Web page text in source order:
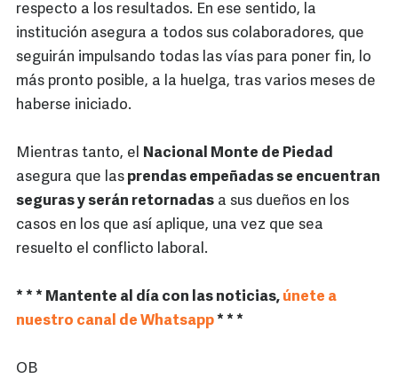
respecto a los resultados. En ese sentido, la
institución asegura a todos sus colaboradores, que
seguirán impulsando todas las vías para poner fin, lo
más pronto posible, a la huelga, tras varios meses de
haberse iniciado.
Mientras tanto, el Nacional Monte de Piedad
asegura que las prendas empeñadas se encuentran
seguras y serán retornadas a sus dueños en los
casos en los que así aplique, una vez que sea
resuelto el conflicto laboral.
* * * Mantente al día con las noticias, únete a
nuestro canal de Whatsapp* * *
OB